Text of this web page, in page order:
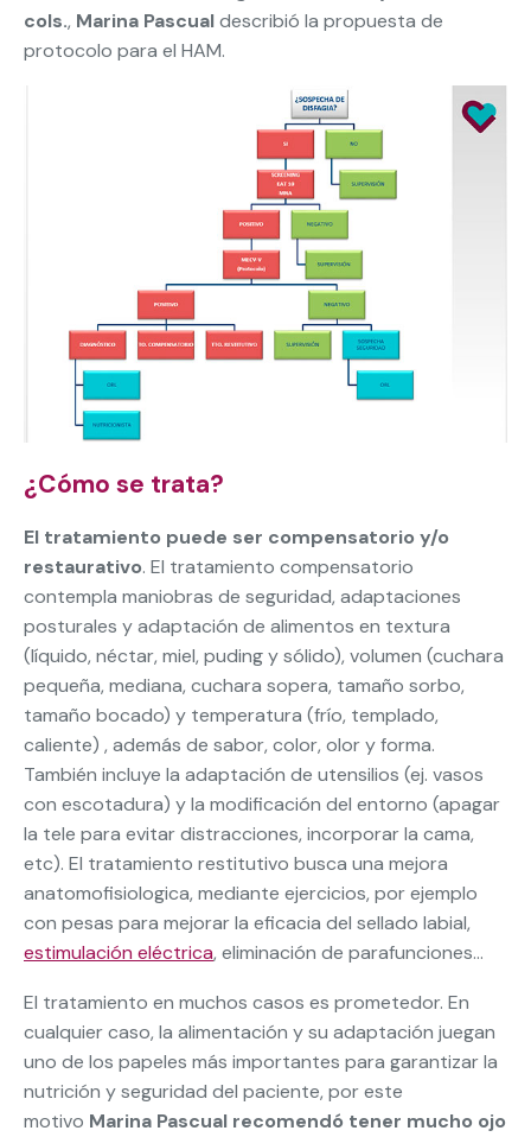
cols., Marina Pascualdescribió la propuesta de
protocolo para el HAM.
¿Cómo se trata?
El tratamiento puede ser compensatorio y/o
restaurativo. El tratamiento compensatorio
contempla maniobras de seguridad, adaptaciones
posturales y adaptación de alimentos en textura
(líquido, néctar, miel, puding y sólido), volumen (cuchara
pequeña, mediana, cuchara sopera, tamaño sorbo,
tamaño bocado) y temperatura (frío, templado,
caliente) , además de sabor, color, olor y forma.
También incluye la adaptación de utensilios (ej. vasos
con escotadura) y la modificación del entorno (apagar
la tele para evitar distracciones, incorporar la cama,
etc). El tratamiento restitutivo busca una mejora
anatomofisiologica, mediante ejercicios, por ejemplo
con pesas para mejorar la eficacia del sellado labial,
estimulación eléctrica, eliminación de parafunciones…
El tratamiento en muchos casos es prometedor. En
cualquier caso, la alimentación y su adaptación juegan
uno de los papeles más importantes para garantizar la
nutrición y seguridad del paciente, por este
motivo Marina Pascual recomendó tener mucho ojo